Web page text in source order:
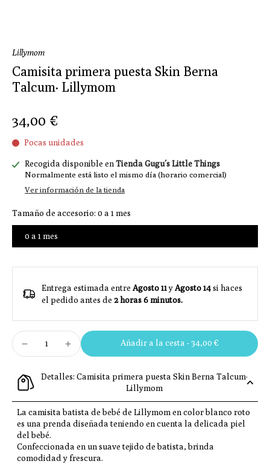
Lillymom
Camisita primera puesta Skin Berna
Talcum· Lillymom
34,00 €
Pocas unidades
Recogida disponible en Tienda Gugu´s Little Things
Normalmente está listo el mismo día (horario comercial)
Ver información de la tienda
Tamaño de accesorio: 0 a 1 mes
0 a 1 mes
Entrega estimada entre Agosto 11yAgosto 14si haces
el pedido antes de 2 horas 6 minutos.
Añadir a la cesta -34,00 €
Detalles: Camisita primera puesta Skin Berna Talcum·
Lillymom
La camisita batista de bebé de Lillymom en color blanco roto
es una prenda diseñada teniendo en cuenta la delicada piel
del bebé.
Confeccionada en un suave tejido de batista, brinda
comodidad y frescura.